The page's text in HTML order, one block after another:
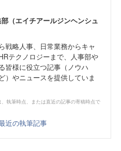
（エイチアールジンヘンシュ
戦略人事、日常業務からキャ
テクノロジーまで、人事部や
皆様に役立つ記事（ノウハ
）やニュースを提供していま
執筆時点、または直近の記事の寄稿時点で
近の執筆記事